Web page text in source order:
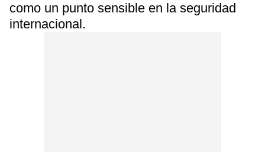
como un punto sensible en la seguridad
internacional.